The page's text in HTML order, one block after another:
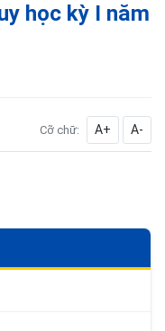
học kỳ I năm
Cỡ chữ: A+ A-